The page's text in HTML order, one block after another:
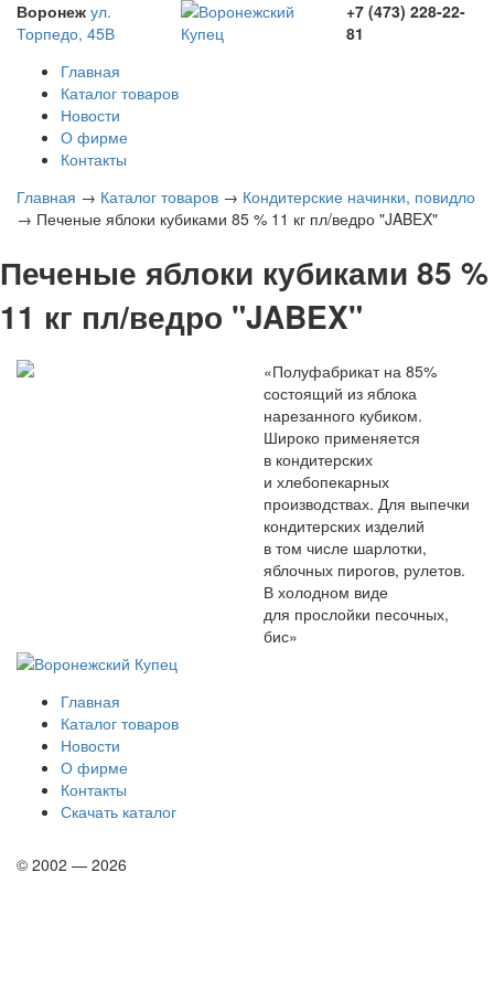
Воронеж ул.
Торпедо, 45В
+7 (473) 228-22-
81
Главная
Каталог товаров
Новости
О фирме
Контакты
Главная → Каталог товаров → Кондитерские начинки, повидло
→ Печеные яблоки кубиками 85 % 11 кг пл/ведро "JABEX"
Печеные яблоки кубиками 85 %
11 кг пл/ведро "JABEX"
«Полуфабрикатна 85%
состоящий из яблока
нарезанного кубиком.
Широко применяется
в кондитерских
и хлебопекарных
производствах. Для выпечки
кондитерских изделий
в том числе шарлотки,
яблочных пирогов, рулетов.
В холодном виде
для прослойки песочных,
бис»
Главная
Каталог товаров
Новости
О фирме
Контакты
Скачать каталог
© 2002 — 2026